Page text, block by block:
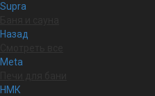
Supra
Назад
Meta
НМК